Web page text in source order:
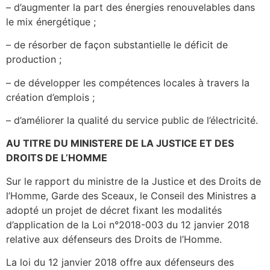
– d’augmenter la part des énergies renouvelables dans
le mix énergétique ;
– de résorber de façon substantielle le déficit de
production ;
– de développer les compétences locales à travers la
création d’emplois ;
– d’améliorer la qualité du service public de l’électricité.
AU TITRE DU MINISTERE DE LA JUSTICE ET DES
DROITS DE L’HOMME
Sur le rapport du ministre de la Justice et des Droits de
l’Homme, Garde des Sceaux, le Conseil des Ministres a
adopté un projet de décret fixant les modalités
d’application de la Loi n°2018-003 du 12 janvier 2018
relative aux défenseurs des Droits de l’Homme.
La loi du 12 janvier 2018 offre aux défenseurs des